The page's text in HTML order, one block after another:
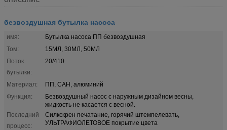
безвоздушная бутылка насоса
имя:
Бутылка насоса ПП безвоздушная
Том:
15МЛ, 30МЛ, 50МЛ
Поток
бутылки:
20/410
Материал:
ПП, САН, алюминий
Функция:
Безвоздушный насос с наружным дизайном весны,
жидкость не касается с весной.
Последний
процесс:
Силкскрен печатание, горячий штемпелевать,
УЛЬТРАФИОЛЕТОВОЕ покрытие цвета